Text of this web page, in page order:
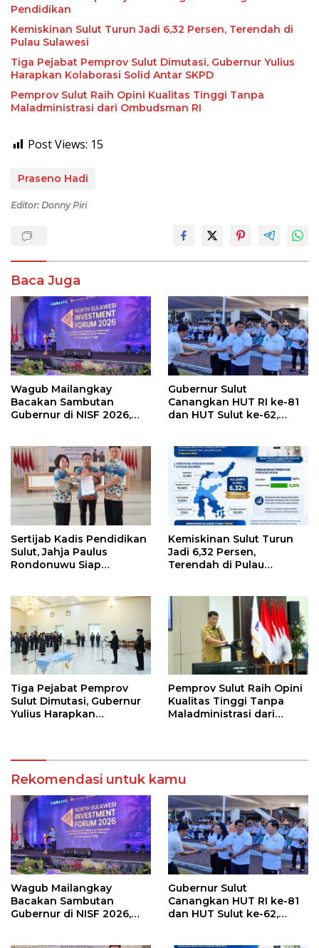
Pendidikan
Kemiskinan Sulut Turun Jadi 6,32 Persen, Terendah di
Pulau Sulawesi
Tiga Pejabat Pemprov Sulut Dimutasi, Gubernur Yulius
Harapkan Kolaborasi Solid Antar SKPD
Pemprov Sulut Raih Opini Kualitas Tinggi Tanpa
Maladministrasi dari Ombudsman RI
Post Views: 15
Praseno Hadi
Editor: Donny Piri
Baca Juga
Wagub Mailangkay
Bacakan Sambutan
Gubernur di NISF 2026,
Kelapa ke Investor
Gubernur Sulut
Canangkan HUT RI ke-81
dan HUT Sulut ke-62,
Kendaraan
Sertijab Kadis Pendidikan
Sulut, Jahja Paulus
Rondonuwu Siap
Kemiskinan Sulut Turun
Jadi 6,32 Persen,
Terendah di Pulau
Tiga Pejabat Pemprov
Sulut Dimutasi, Gubernur
Yulius Harapkan
Pemprov Sulut Raih Opini
Kualitas Tinggi Tanpa
Maladministrasi dari
Rekomendasi untuk kamu
Wagub Mailangkay
Bacakan Sambutan
Gubernur di NISF 2026,
Gubernur Sulut
Canangkan HUT RI ke-81
dan HUT Sulut ke-62,